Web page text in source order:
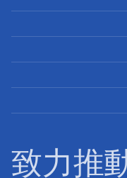
致力推